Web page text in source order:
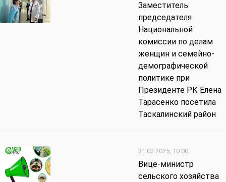
Заместитель
председателя
Национальной
комиссии по делам
женщин и семейно-
демографической
политике при
Президенте РК Елена
Тарасенко посетила
Таскалинский район
31.03.2025, 10:00
Вице-министр
сельского хозяйства